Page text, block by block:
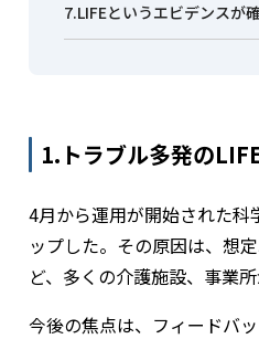
7.LIFEというエビデンスが
1.トラブル多発の
4月から運用が開始された科
ップした。その原因は、想
ど、多くの介護施設、事業
今後の焦点は、フィードバ